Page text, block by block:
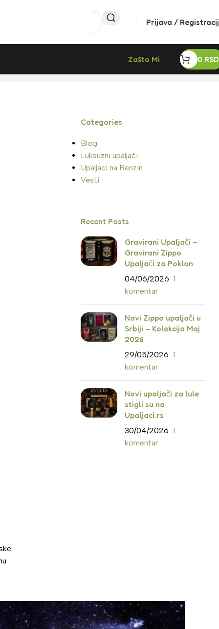
Prijava /
Zašto Mi 0 RSD
Categories
Blog
Luksuzni upaljači
Upaljaci na Benzin
Vesti
Recent Posts
Gravirani Upaljači –
Gravirani Zippo
Upaljači za Poklon
04/06/2026 1
komentar
Novi Zippo upaljači u
Srbiji – Kolekcija Maj
2026
29/05/2026 1
komentar
Novi upaljači za lule
stigli su na
Upaljaci.rs
30/04/2026 1
komentar